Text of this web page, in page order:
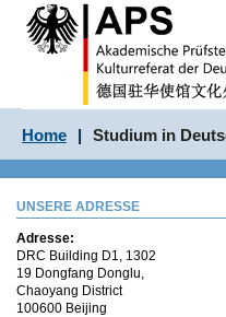
Home | Studium in
UNSERE ADRESSE
Adresse:
DRC Building D1, 1302
19 Dongfang Donglu,
Chaoyang District
100600 Beijing